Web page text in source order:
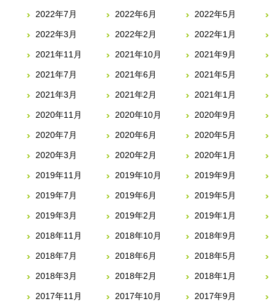
2022年7月 2022年6月 2022年5月
2022年3月 2022年2月 2022年1月
2021年11月 2021年10月 2021年9月
2021年7月 2021年6月 2021年5月
2021年3月 2021年2月 2021年1月
2020年11月 2020年10月 2020年9月
2020年7月 2020年6月 2020年5月
2020年3月 2020年2月 2020年1月
2019年11月 2019年10月 2019年9月
2019年7月 2019年6月 2019年5月
2019年3月 2019年2月 2019年1月
2018年11月 2018年10月 2018年9月
2018年7月 2018年6月 2018年5月
2018年3月 2018年2月 2018年1月
2017年11月 2017年10月 2017年9月